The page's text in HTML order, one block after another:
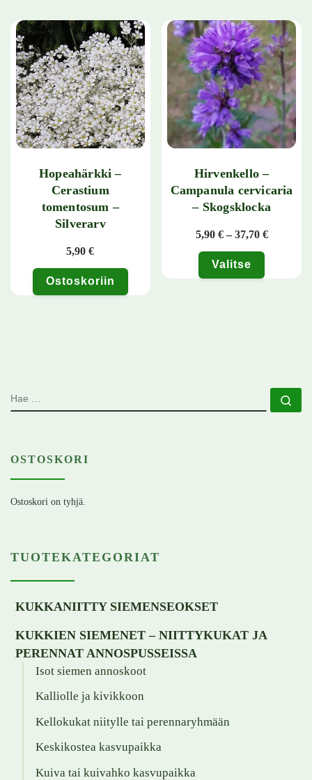
Hopeahärkki –
Cerastium
tomentosum –
Silverarv
5,90€
Ostoskoriin
Hirvenkello –
Campanula cervicaria
– Skogsklocka
5,90 € – 37,70 €
Valitse
HAE
OSTOSKORI
Ostoskori on tyhjä.
TUOTEKATEGORIAT
KUKKANIITTY SIEMENSEOKSET
KUKKIEN SIEMENET – NIITTYKUKAT JA
PERENNAT ANNOSPUSSEISSA
Isot siemen annoskoot
Kalliolle ja kivikkoon
Kellokukat niitylle tai perennaryhmään
Keskikostea kasvupaikka
Kuiva tai kuivahko kasvupaikka